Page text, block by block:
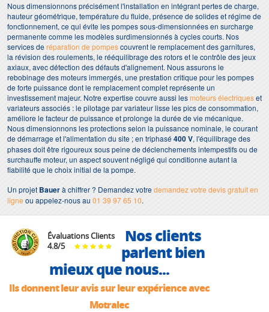
Nous dimensionnons précisément l'installation en intégrant pertes de charge,
hauteur géométrique, température du fluide, présence de solides et régime de
fonctionnement, ce qui évite les pompes sous-dimensionnées en surcharge
permanente comme les modèles surdimensionnés à cycles courts. Nos
services deréparation de pompescouvrent le remplacement des garnitures,
la révision des roulements, le rééquilibrage des rotors et le contrôle des jeux
axiaux, avec détection des défauts d'alignement. Nous assurons le
rebobinage des moteurs immergés, une prestation critique pour les pompes
de forte puissance dont le remplacement complet représente un
investissement majeur. Notre expertise couvre aussi lesmoteurs électriqueset
variateurs associés : le pilotage par variateur lisse les pics de consommation,
améliore le facteur de puissance et prolonge la durée de vie mécanique.
Nous dimensionnons les protections selon la puissance nominale, le courant
de démarrage et l'alimentation du site ; en triphasé400 V, l'équilibrage des
phases doit être rigoureux sous peine de déclenchements intempestifs ou de
surchauffe moteur, un aspect souvent négligé qui conditionne autant la
fiabilité que le choix initial de la pompe.
Un projet Bauerà chiffrer ? Demandez votredemandez votre devis gratuit en
ligne ou appelez-nous au 01 39 97 65 10.
Évaluations Clients
4.8/5
Nos clients
parlent bien
mieux que nous...
Ils donnent leur avis sur leur expérience avec
Motralec